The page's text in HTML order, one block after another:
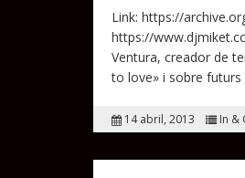
Link: https://
https://
Ventura, creador de
to love» i sobre futurs
14 abril, 2013 In &